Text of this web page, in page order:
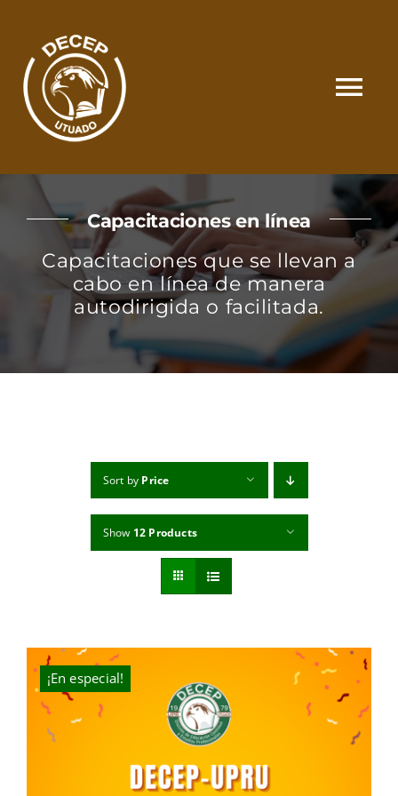
content
SOMOS
CATÁLOGO
MATRÍCULA Y PAGOS
Capacitaciones en línea
Capacitaciones que se llevan a
cabo en línea de manera
autodirigida o facilitada.
Sort by Price
Show 12 Products
¡En especial!